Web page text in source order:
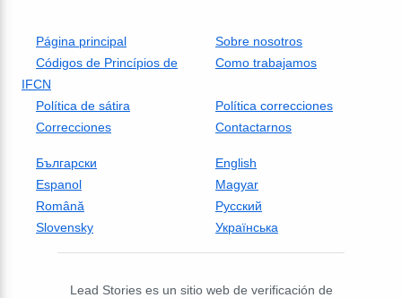
Página principal
Sobre nosotros
Códigos de Princípios de
IFCN
Como trabajamos
Política de sátira
Política correcciones
Correcciones
Contactarnos
Български
English
Espanol
Magyar
Română
Русский
Slovensky
Українська
Lead Stories es un sitio web de verificación de